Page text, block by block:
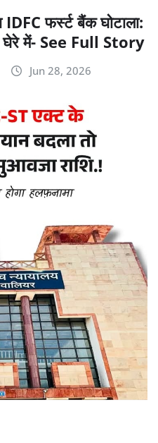
फर्स्ट बैंक घोटाला:
घेरे में- See Full Story
Jun 28, 2026